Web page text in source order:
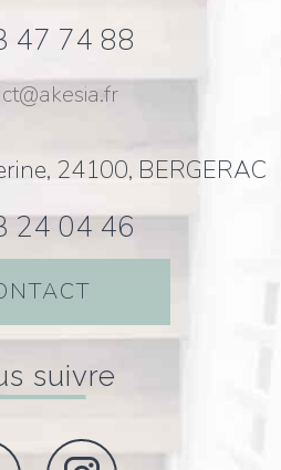
47 74 88
24100, BERGERAC
24 04 46
suivre